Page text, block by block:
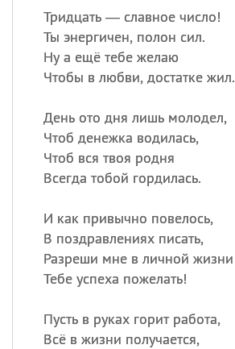
Тридцать — славное число!
Ты энергичен, полон сил.
Ну а ещё тебе желаю
Чтобы в любви, достатке жил.
День ото дня лишь молодел,
Чтоб денежка водилась,
Чтоб вся твоя родня
Всегда тобой гордилась.
И как привычно повелось,
В поздравлениях писать,
Разреши мне в личной жизни
Тебе успеха пожелать!
Пусть в руках горит работа,
Всё в жизни получается,